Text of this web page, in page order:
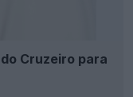
Cruzeiro para